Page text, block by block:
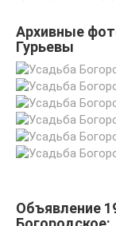
Архивные
Гурьевы
Объявление